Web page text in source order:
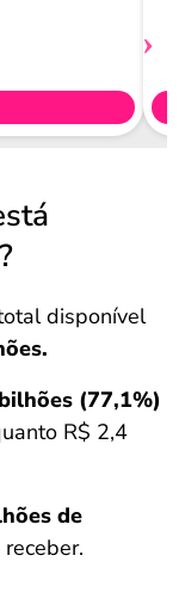
disponível
(77,1%)
R$ 2,4
de